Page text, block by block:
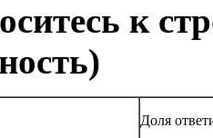
к
Доля